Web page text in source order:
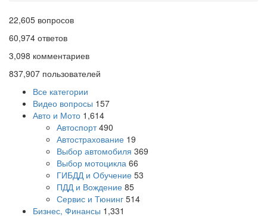
22,605 вопросов
60,974 ответов
3,098 комментариев
837,907 пользователей
Все категории
Видео вопросы 157
Авто и Мото 1,614
Автоспорт 490
Автострахование 19
Выбор автомобиля 369
Выбор мотоцикла 66
ГИБДД и Обучение 53
ПДД и Вождение 85
Сервис и Тюнинг 514
Бизнес, Финансы 1,331